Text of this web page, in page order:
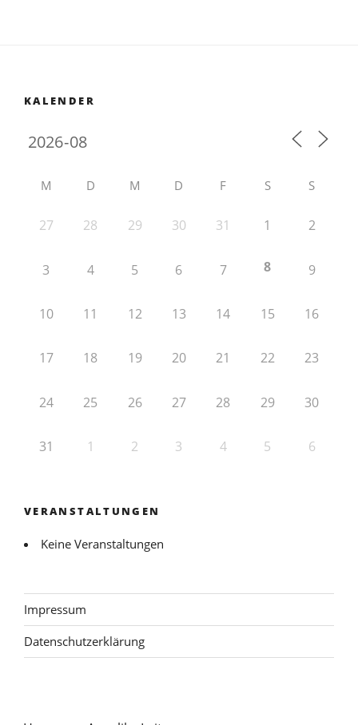
KALENDER
M D M D F S S
27 28 29 30 31 1 2
3 4 5 6 7 8 9
10 11 12 13 14 15 16
17 18 19 20 21 22 23
24 25 26 27 28 29 30
31 1 2 3 4 5 6
VERANSTALTUNGEN
Keine Veranstaltungen
Impressum
Datenschutzerklärung